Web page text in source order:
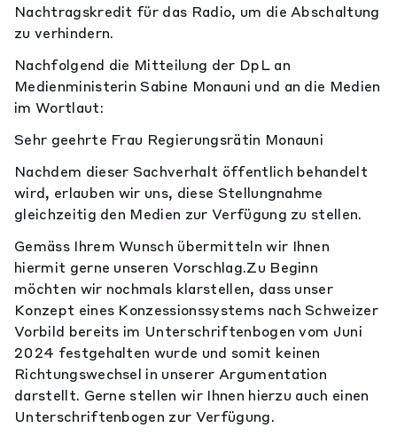
Nachtragskredit für das Radio, um die Abschaltung
zu verhindern.
Nachfolgend die Mitteilung der DpL an
Medienministerin Sabine Monauni und an die Medien
im Wortlaut:
Sehr geehrte Frau Regierungsrätin Monauni
Nachdem dieser Sachverhalt öffentlich behandelt
wird, erlauben wir uns, diese Stellungnahme
gleichzeitig den Medien zur Verfügung zu stellen.
Gemäss Ihrem Wunsch übermitteln wir Ihnen
hiermit gerne unseren Vorschlag.Zu Beginn
möchten wir nochmals klarstellen, dass unser
Konzept eines Konzessionssystems nach Schweizer
Vorbild bereits im Unterschriftenbogen vom Juni
2024 festgehalten wurde und somit keinen
Richtungswechsel in unserer Argumentation
darstellt. Gerne stellen wir Ihnen hierzu auch einen
Unterschriftenbogen zur Verfügung.